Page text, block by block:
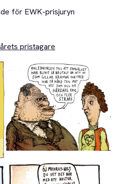
för EWK-prisjuryn
pristagare